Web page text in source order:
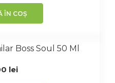
ÎN COȘ
Boss Soul 50 Ml
lei